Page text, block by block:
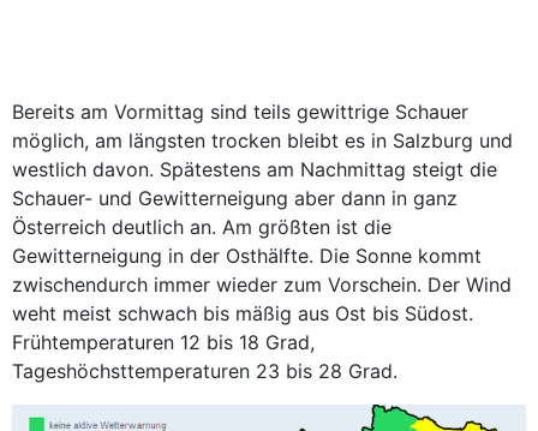
Bereits am Vormittag sind teils gewittrige Schauer
möglich, am längsten trocken bleibt es in Salzburg und
westlich davon. Spätestens am Nachmittag steigt die
Schauer- und Gewitterneigung aber dann in ganz
Österreich deutlich an. Am größten ist die
Gewitterneigung in der Osthälfte. Die Sonne kommt
zwischendurch immer wieder zum Vorschein. Der Wind
weht meist schwach bis mäßig aus Ost bis Südost.
Frühtemperaturen 12 bis 18 Grad,
Tageshöchsttemperaturen 23 bis 28 Grad.